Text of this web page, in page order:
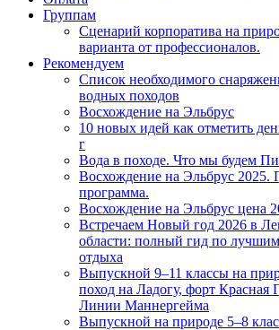
Группам
Сценарий корпоратива на
варианта от профессионалов.
Рекомендуем
Список необходимого
водных походов
Восхождение на Эльбрус
10 новых идей как отметить
г
Вода в походе. Что мы будем
Восхождение на Эльбрус 2025.
программа.
Восхождение на Эльбрус цена
Встречаем Новый год 2026 в
области: полный гид по
отдыха
Выпускной 9–11 классы на
поход на Ладогу, форт
Линии Маннергейма
Выпускной на природе 5–8